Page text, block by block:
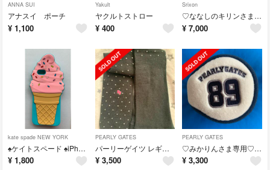
ANNA SUI
アナスイ ポーチ
¥ 1,100
Yakult
ヤクルトストロー
¥ 400
Srixon
♡ななしのキリンさま専用♡ スリクソン ボストンバッグ
¥ 7,000
kate spade NEW YORK
♠︎ケイトスペード ♠︎iPhone6/6S シリコンケース
¥ 1,800
PEARLY GATES
パーリーゲイツ レギンス
¥ 3,500
PEARLY GATES
♡みかりんさま専用♡パーリーゲイツ イヤーマフラー
¥ 3,300